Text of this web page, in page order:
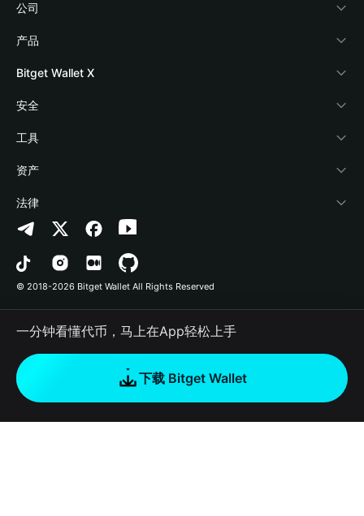
公司
关于 Bitget Wallet
博客
学院
加密资讯
帮助中心
联系我们
品牌资源
工作机会
产品
加密卡
稳定币理财
Payfi Crypto
Crypto Swap API
山寨季指数
预测市场
DApp
RWA
如何购买加密货币
Bitget Wallet X
开发者文档
接入钱包
Bitget Wallet Pay
合作上架
安全
风险保障基金
安全防护技术
工具
快捷买币
授权检测
合约检测
批量转账
资产
Arbitrum
Avalanche
Bitcoin
Polygon
法律
隐私协议
用户使用协议
© 2018-2026 Bitget Wallet All Rights Reserved
一分钟看懂代币，马上在App轻松上手
下载 Bitget Wallet